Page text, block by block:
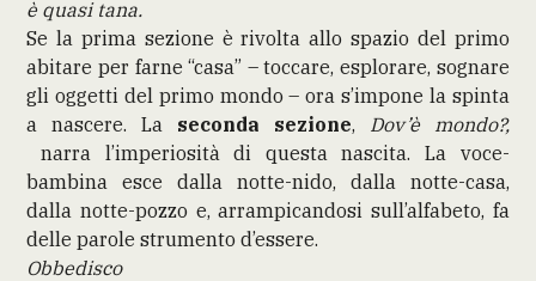
è quasi tana.
Se la prima sezione è rivolta allo spazio del primo
abitare per farne “casa” – toccare, esplorare, sognare
gli oggetti del primo mondo – ora s’impone la spinta
a nascere. La seconda sezione,
Dov’è mondo?,
narra l’imperiosità di questa nascita. La voce-
bambina esce dalla notte-nido, dalla notte-casa,
dalla notte-pozzo e, arrampicandosi sull’alfabeto, fa
delle parole strumento d’essere.
Obbedisco